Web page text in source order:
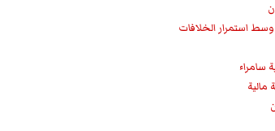
استمرار الخلافات
سامراء